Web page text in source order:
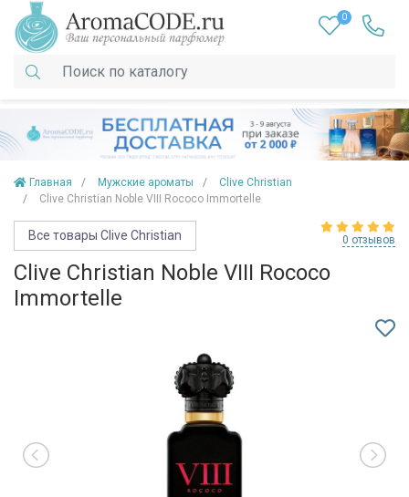
0
Главная Мужские ароматы
Clive Christian
Clive Christian Noble VIII Rococo Immortelle
Все товары Clive Christian 0 отзывов
Clive Christian Noble VIII Rococo
Immortelle